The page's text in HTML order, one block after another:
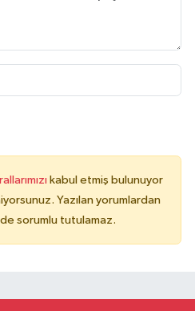
kabul etmiş bulunuyor
Yazılan yorumlardan
sorumlu tutulamaz.